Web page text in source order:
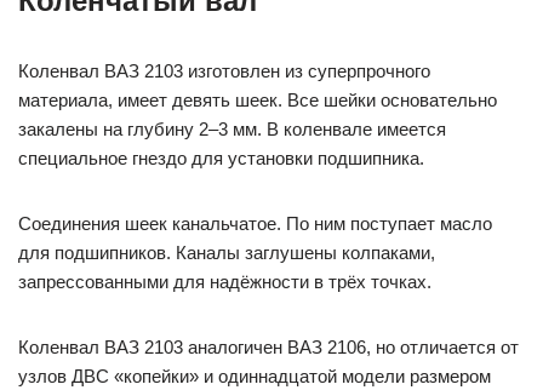
Коленвал ВАЗ 2103 изготовлен из суперпрочного
материала, имеет девять шеек. Все шейки основательно
закалены на глубину 2–3 мм. В коленвале имеется
специальное гнездо для установки подшипника.
Соединения шеек канальчатое. По ним поступает масло
для подшипников. Каналы заглушены колпаками,
запрессованными для надёжности в трёх точках.
Коленвал ВАЗ 2103 аналогичен ВАЗ 2106, но отличается от
узлов ДВС «копейки» и одиннадцатой модели размером